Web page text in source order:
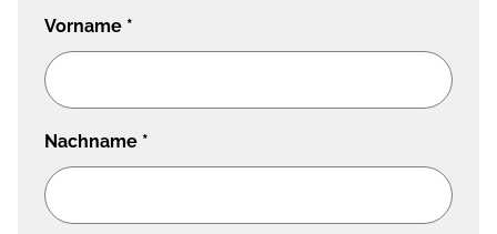
Vorname *
Nachname *